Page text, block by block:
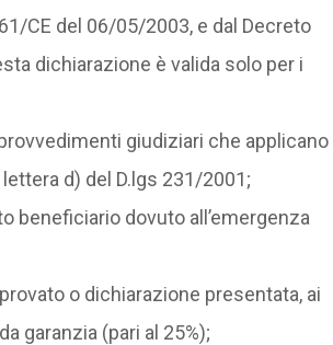
CE del 06/05/2003, e dal Decreto
dichiarazione è valida solo per i
giudiziari che applicano
d) del D.lgs 231/2001;
beneficiario dovuto all’emergenza
o dichiarazione presentata, ai
garanzia (pari al 25%);